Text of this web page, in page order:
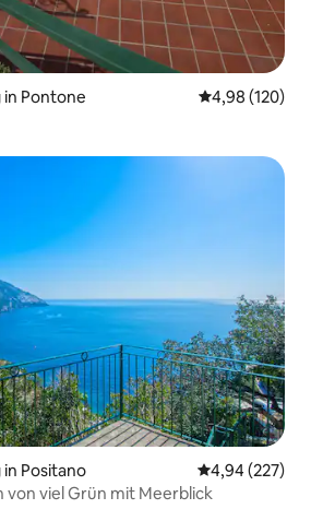
Pontone
4,98 (120)
Positano
4,94 (227)
von viel Grün mit Meerblick